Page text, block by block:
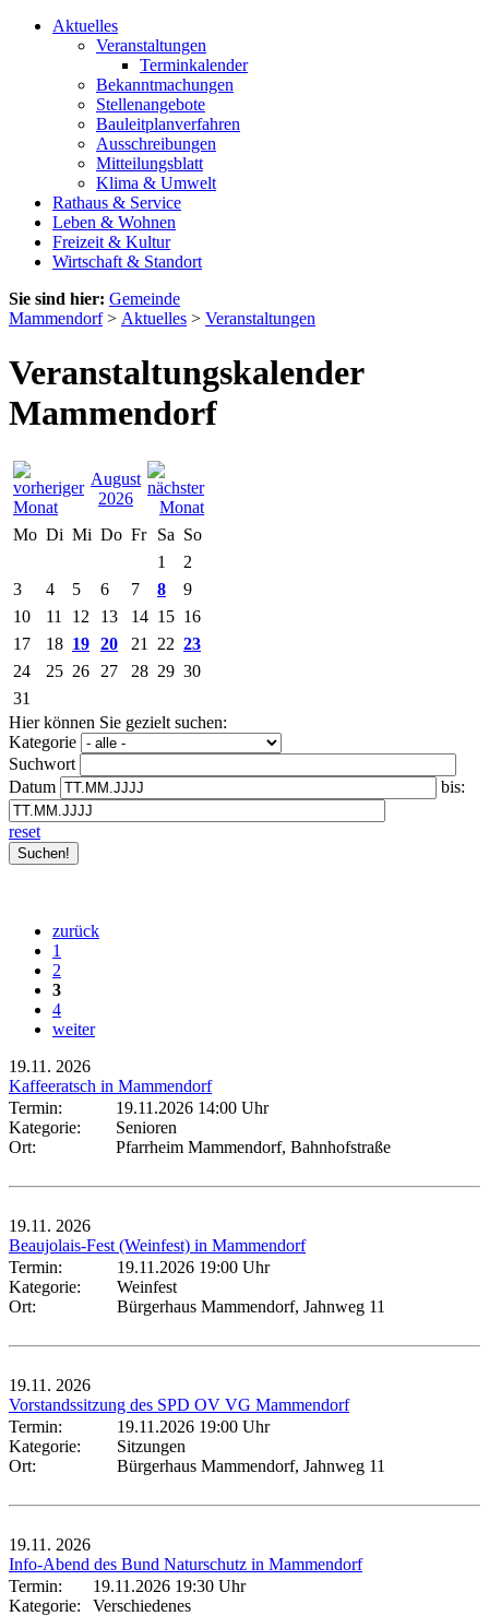
Aktuelles
Veranstaltungen
Terminkalender
Bekanntmachungen
Stellenangebote
Bauleitplanverfahren
Ausschreibungen
Mitteilungsblatt
Klima & Umwelt
Rathaus & Service
Leben & Wohnen
Freizeit & Kultur
Wirtschaft & Standort
Sie sind hier: Gemeinde
Mammendorf> Aktuelles > Veranstaltungen
Veranstaltungskalender
Mammendorf
August
2026
Mo Di Mi Do Fr Sa So
1
2
3
4 5 6 7 8
9
10
11 12 13 14 15 16
17
18 19 20 21 22 23
24
25 26 27 28 29 30
31
Hier können Sie gezielt suchen:
Kategorie
Suchwort
Datum
bis:
reset
zurück
1
2
3
4
weiter
19.11. 2026
Kaffeeratsch in Mammendorf
Termin:
19.11.2026 14:00 Uhr
Kategorie:
Senioren
Ort:
Pfarrheim Mammendorf, Bahnhofstraße
19.11. 2026
Beaujolais-Fest (Weinfest) in Mammendorf
Termin:
19.11.2026 19:00 Uhr
Kategorie:
Weinfest
Ort:
Bürgerhaus Mammendorf, Jahnweg 11
19.11. 2026
Vorstandssitzung des SPD OV VG Mammendorf
Termin:
19.11.2026 19:00 Uhr
Kategorie:
Sitzungen
Ort:
Bürgerhaus Mammendorf, Jahnweg 11
19.11. 2026
Info-Abend des Bund Naturschutz in Mammendorf
Termin:
19.11.2026 19:30 Uhr
Kategorie:
Verschiedenes